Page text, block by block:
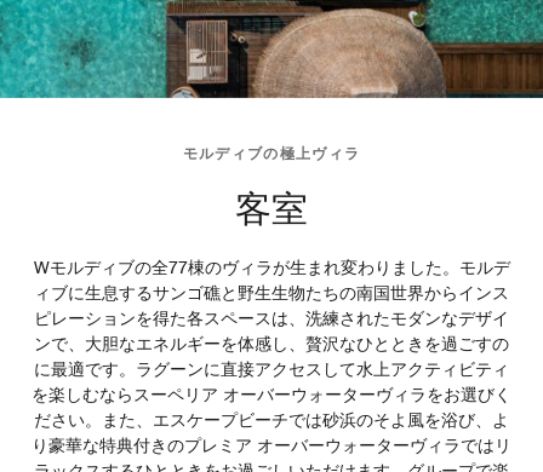
モルディブの極上ヴィラ
客室
Wモルディブの全77棟のヴィラが生まれ変わりました。モルデ
ィブに生息するサンゴ礁と野生生物たちの南国世界からインス
ピレーションを得た各スペースは、洗練されたモダンなデザイ
ンで、大胆なエネルギーを体感し、贅沢なひとときを過ごすの
に最適です。ラグーンに直接アクセスして水上アクティビティ
を楽しむならスーペリア オーバーウォーターヴィラをお選びく
ださい。また、エスケープビーチでは砂浜のそよ風を浴び、よ
り豪華な特典付きのプレミア オーバーウォーターヴィラではリ